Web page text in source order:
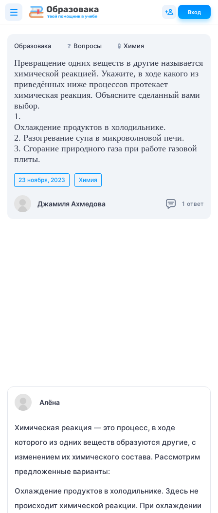
Образовака ❓ Вопросы 🧪 Химия
Превращение одних веществ в другие называется
химической реакцией. Укажите, в ходе какого из
приведённых ниже процессов протекает
химическая реакция. Объясните сделанный вами
выбор.
1.
Охлаждение продуктов в холодильнике.
2. Разогревание супа в микроволновой печи.
3. Сгорание природного газа при работе газовой
плиты.
Джамиля Ахмедова
23 ноября, 2023 Химия
1 ответ
Алёна
Химическая реакция — это процесс, в ходе
которого из одних веществ образуются другие, с
изменением их химического состава. Рассмотрим
предложенные варианты:
Охлаждение продуктов в холодильнике. Здесь не
происходит химической реакции. При охлаждении
Вход